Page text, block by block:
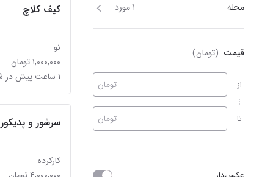
محله ۱ مورد
قیمت (تومان)
از
تا
تومان
تومان
کیف کلاچ
نو
۱,۰۰۰,۰۰۰ تومان
۱ ساعت پیش در شهرک فردوس (حسینی)
سرشور و پدیکور
کارکرده